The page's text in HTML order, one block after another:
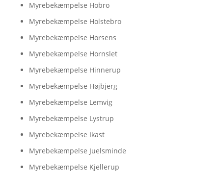
Myrebekæmpelse Hobro
Myrebekæmpelse Holstebro
Myrebekæmpelse Horsens
Myrebekæmpelse Hornslet
Myrebekæmpelse Hinnerup
Myrebekæmpelse Højbjerg
Myrebekæmpelse Lemvig
Myrebekæmpelse Lystrup
Myrebekæmpelse Ikast
Myrebekæmpelse Juelsminde
Myrebekæmpelse Kjellerup